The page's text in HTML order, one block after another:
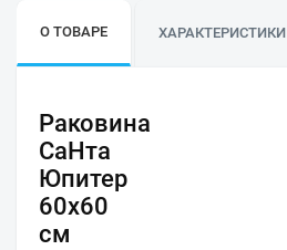
О ТОВАРЕ ХАРАКТЕРИСТИКИ
Раковина
СаНта
Юпитер
60х60
см